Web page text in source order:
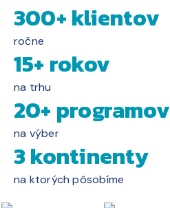
300+ klientov
ročne
15+ rokov
na trhu
20+ programov
na výber
3 kontinenty
na ktorých pôsobíme